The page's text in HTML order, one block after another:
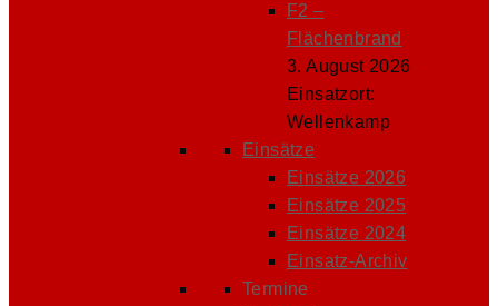
F2 –
Flächenbrand
3. August 2026
Einsatzort:
Wellenkamp
Einsätze
Einsätze 2026
Einsätze 2025
Einsätze 2024
Einsatz-Archiv
Termine